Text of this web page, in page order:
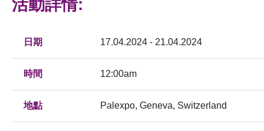
活動詳情:
日期 17.04.2024 - 21.04.2024
時間 12:00am
地點 Palexpo, Geneva, Switzerland